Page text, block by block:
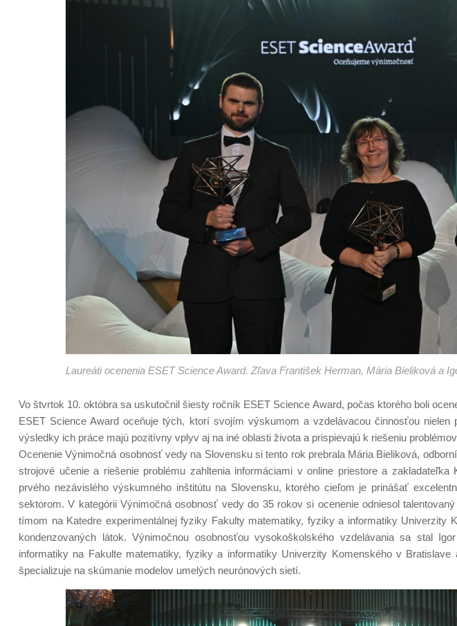
Laureáti ocenenia ESET Science Award. Zľava František Herman, Mária Bieliková a
Vo štvrtok 10. októbra sa uskutočnil šiesty ročník ESET Science Award, počas ktorého boli
ESET Science Award oceňuje tých, ktorí svojím výskumom a vzdelávacou činnosťou nielen
výsledky ich práce majú pozitívny vplyv aj na iné oblasti života a prispievajú k riešeniu
Ocenenie Výnimočná osobnosť vedy na Slovensku si tento rok prebrala Mária Bieliková,
strojové učenie a riešenie problému zahltenia informáciami v online priestore a zakladateľka
prvého nezávislého výskumného inštitútu na Slovensku, ktorého cieľom je prinášať
sektorom. V kategórii Výnimočná osobnosť vedy do 35 rokov si ocenenie odniesol
tímom na Katedre experimentálnej fyziky Fakulty matematiky, fyziky a informatiky Univerzity
kondenzovaných látok. Výnimočnou osobnosťou vysokoškolského vzdelávania sa stal
informatiky na Fakulte matematiky, fyziky a informatiky Univerzity Komenského v
špecializuje na skúmanie modelov umelých neurónových sietí.